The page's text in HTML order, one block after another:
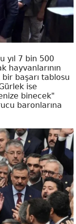
yıl 7 bin 500
hayvanlarının
bir başarı tablosu
ise
binecek"
baronlarına